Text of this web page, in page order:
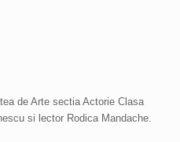
de Arte sectia Actorie Clasa
si lector Rodica Mandache.